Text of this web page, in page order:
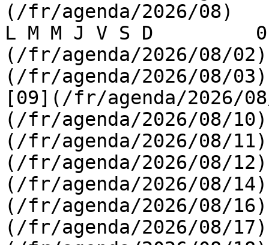
(/fr/agenda/2026/08)
L M M J V S D
(/fr/agenda/2026/08/
(/fr/agenda/2026/08/
[09](/fr/agenda/2026/
(/fr/agenda/2026/08/
(/fr/agenda/2026/08/
(/fr/agenda/2026/08/
(/fr/agenda/2026/08/
(/fr/agenda/2026/08/
(/fr/agenda/2026/08/